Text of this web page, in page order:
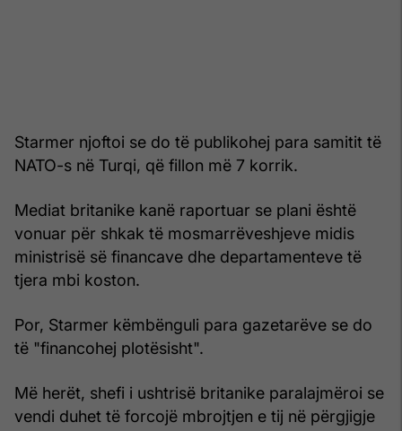
Starmer njoftoi se do të publikohej para samitit të
NATO-s në Turqi, që fillon më 7 korrik.
Mediat britanike kanë raportuar se plani është
vonuar për shkak të mosmarrëveshjeve midis
ministrisë së financave dhe departamenteve të
tjera mbi koston.
Por, Starmer këmbënguli para gazetarëve se do
të "financohej plotësisht".
Më herët, shefi i ushtrisë britanike paralajmëroi se
vendi duhet të forcojë mbrojtjen e tij në përgjigje